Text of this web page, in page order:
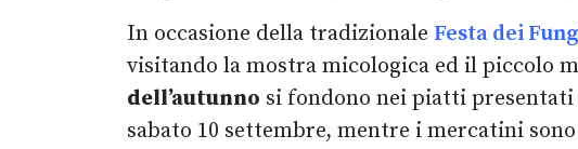
In occasione della tradizionale Festa dei
visitando la mostra micologica ed il piccolo
dell’autunno si fondono nei piatti
sabato 10 settembre, mentre i mercatini